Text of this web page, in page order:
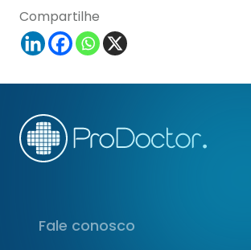
Compartilhe
Fale conosco